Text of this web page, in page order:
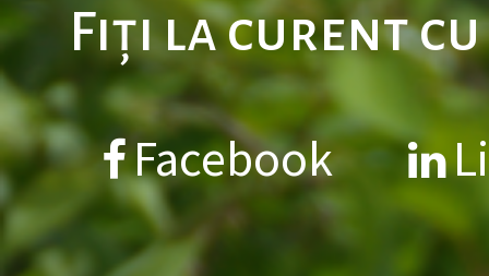
Fiți la curent
Facebook